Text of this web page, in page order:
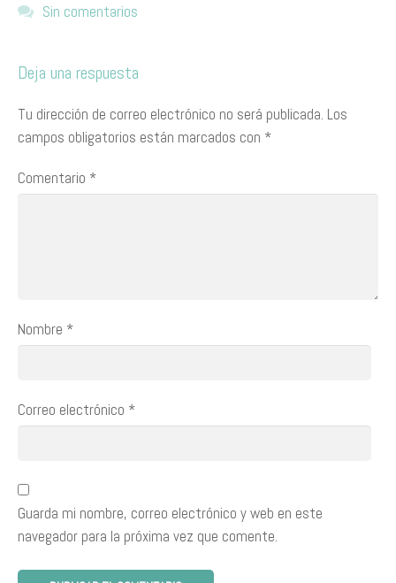
Sin comentarios
Deja una respuesta
Tu dirección de correo electrónico no será publicada. Los
campos obligatorios están marcados con *
Comentario *
Nombre *
Correo electrónico *
Guarda mi nombre, correo electrónico y web en este
navegador para la próxima vez que comente.